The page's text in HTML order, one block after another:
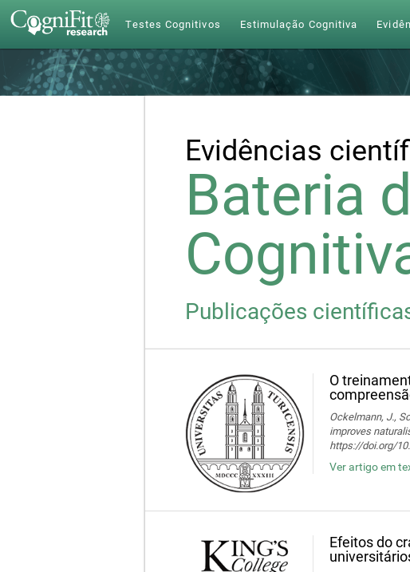
Testes Cognitivos Estimulação Cognitiva
Evidências
Bateria
Publicações
O
Ockelmann, J.,
improves
https://doi.org/
Ver artigo em
Efeitos do